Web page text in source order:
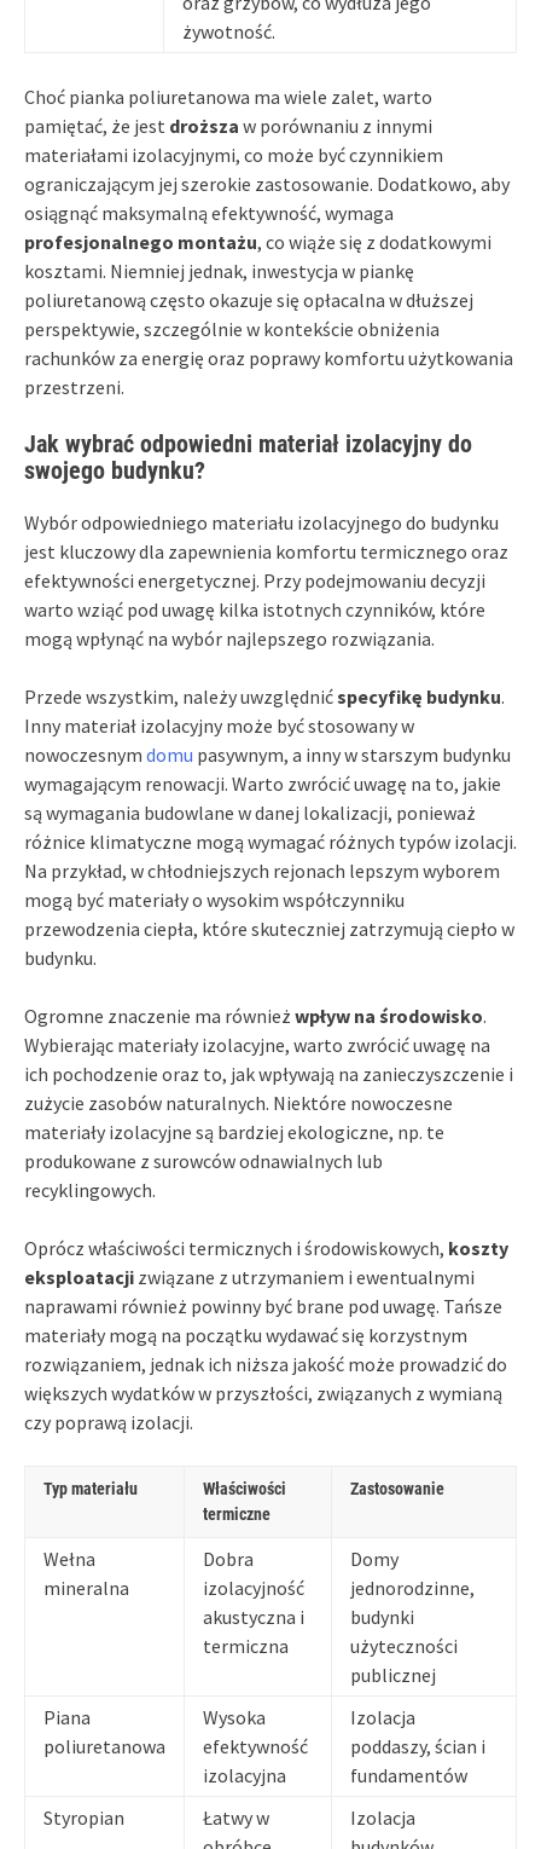
żywotność.
Choć pianka poliuretanowa ma wiele zalet, warto
pamiętać, że jest droższa w porównaniu z innymi
materiałami izolacyjnymi, co może być czynnikiem
ograniczającym jej szerokie zastosowanie. Dodatkowo, aby
osiągnąć maksymalną efektywność, wymaga
profesjonalnego montażu, co wiąże się z dodatkowymi
kosztami. Niemniej jednak, inwestycja w piankę
poliuretanową często okazuje się opłacalna w dłuższej
perspektywie, szczególnie w kontekście obniżenia
rachunków za energię oraz poprawy komfortu użytkowania
przestrzeni.
Jak wybrać odpowiedni materiał izolacyjny do
swojego budynku?
Wybór odpowiedniego materiału izolacyjnego do budynku
jest kluczowy dla zapewnienia komfortu termicznego oraz
efektywności energetycznej. Przy podejmowaniu decyzji
warto wziąć pod uwagę kilka istotnych czynników, które
mogą wpłynąć na wybór najlepszego rozwiązania.
Przede wszystkim, należy uwzględnićspecyfikę budynku.
Inny materiał izolacyjny może być stosowany w
nowoczesnym domu pasywnym, a inny w starszym budynku
wymagającym renowacji. Warto zwrócić uwagę na to, jakie
są wymagania budowlane w danej lokalizacji, ponieważ
różnice klimatyczne mogą wymagać różnych typów izolacji.
Na przykład, w chłodniejszych rejonach lepszym wyborem
mogą być materiały o wysokim współczynniku
przewodzenia ciepła, które skuteczniej zatrzymują ciepło w
budynku.
Ogromne znaczenie ma również wpływ na środowisko.
Wybierając materiały izolacyjne, warto zwrócić uwagę na
ich pochodzenie oraz to, jak wpływają na zanieczyszczenie i
zużycie zasobów naturalnych. Niektóre nowoczesne
materiały izolacyjne są bardziej ekologiczne, np. te
produkowane z surowców odnawialnych lub
recyklingowych.
Oprócz właściwości termicznych i środowiskowych, koszty
eksploatacji związane z utrzymaniem i ewentualnymi
naprawami również powinny być brane pod uwagę. Tańsze
materiały mogą na początku wydawać się korzystnym
rozwiązaniem, jednak ich niższa jakość może prowadzić do
większych wydatków w przyszłości, związanych z wymianą
czy poprawą izolacji.
Typ materiału
Właściwości
termiczne
Zastosowanie
Wełna
mineralna
Dobra
izolacyjność
akustyczna i
termiczna
Domy
jednorodzinne,
budynki
użyteczności
publicznej
Piana
poliuretanowa
Wysoka
efektywność
izolacyjna
Izolacja
poddaszy, ścian i
fundamentów
Styropian
Łatwy w
Izolacja